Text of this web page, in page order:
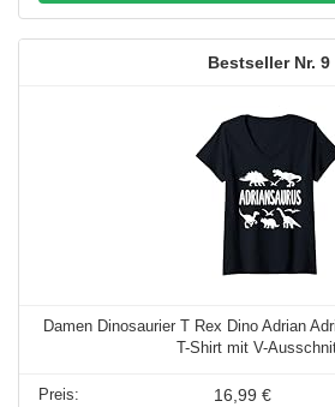
9
Damen Dinosaurier T Rex Dino Adrian
T-Shirt mit V-
16,99 €